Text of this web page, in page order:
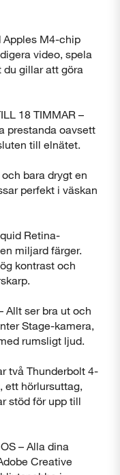
Apples M4-chip
video, spela
gillar att göra
18 TIMMAR –
prestanda oavsett
till elnätet.
och bara drygt en
perfekt i väskan
Retina-
miljard färger.
kontrast och
Allt ser bra ut och
Stage-kamera,
rumsligt ljud.
två Thunderbolt 4-
ett hörlursuttag,
stöd för upp till
– Alla dina
Creative
Stäng